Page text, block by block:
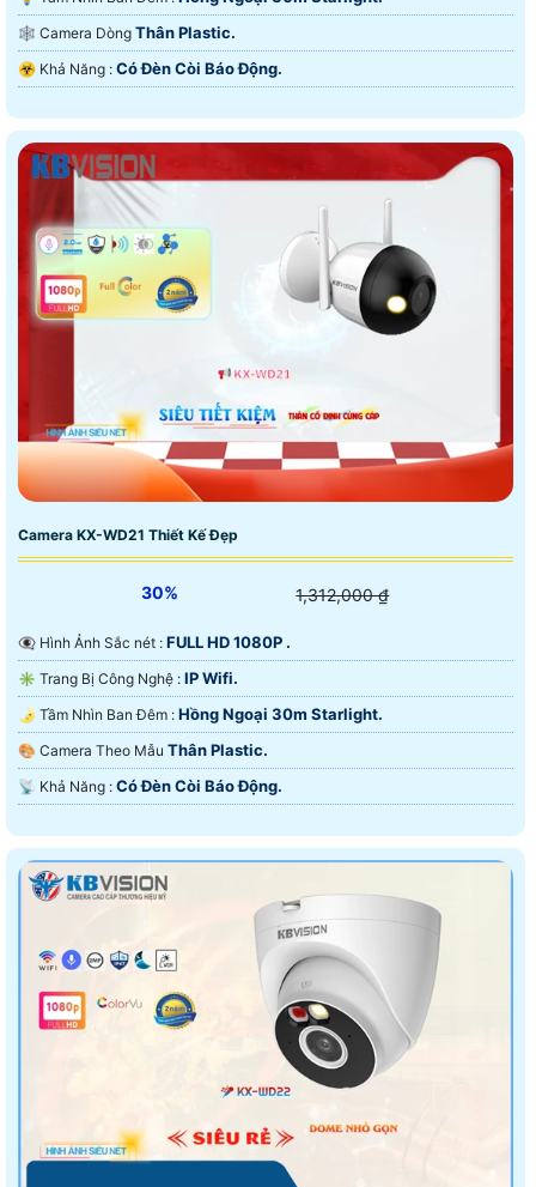
🕸️ Camera Dòng Thân Plastic.
️☣️ Khả Năng : Có Ðèn Còi Báo Động.
Camera KX-WD21 Thiết Kế Đẹp
30% 1,312,000 ₫
👁️‍🗨 Hình Ảnh Sắc nét : FULL HD 1080P .
✳️ Trang Bị Công Nghệ : IP Wifi.
🌛 Tầm Nhìn Ban Đêm : Hồng Ngoại 30m Starlight.
🎨 Camera Theo Mẫu Thân Plastic.
️📡 Khả Năng : Có Ðèn Còi Báo Động.